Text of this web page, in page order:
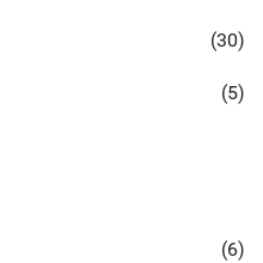
(30)
(5)
(6)